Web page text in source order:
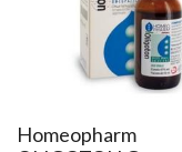
Homeopharm